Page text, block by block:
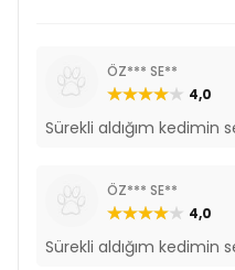
ÖZ*** SE**
4,0
Sürekli aldığım kedimin
ÖZ*** SE**
4,0
Sürekli aldığım kedimin